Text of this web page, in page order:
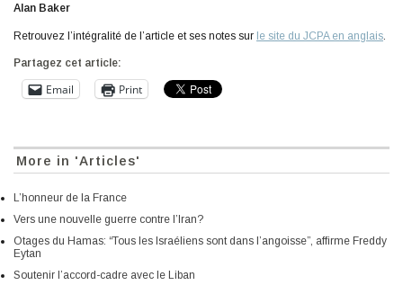
Alan Baker
Retrouvez l’intégralité de l’article et ses notes sur le site du JCPA en anglais.
Partagez cet article:
Email Print
More in 'Articles'
L’honneur de la France
Vers une nouvelle guerre contre l’Iran?
Otages du Hamas: “Tous les Israéliens sont dans l’angoisse”, affirme Freddy
Eytan
Soutenir l’accord-cadre avec le Liban